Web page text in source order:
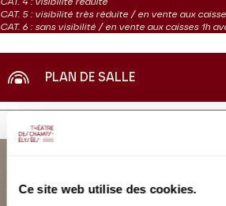
Ce site web utilise des cookies.
CAT. 5 : visibilité très réduite / en vente aux
CAT. 6 : sans visibilité / en vente aux caisses 1h
PLAN DE SALLE